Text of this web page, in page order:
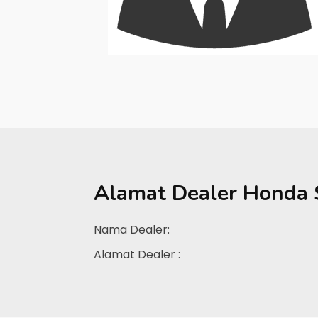
Alamat Dealer Honda
Nama Dealer:
Alamat Dealer :